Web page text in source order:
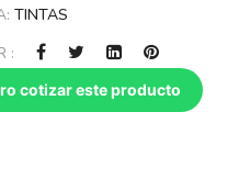
TINTAS
:
cotizar este producto